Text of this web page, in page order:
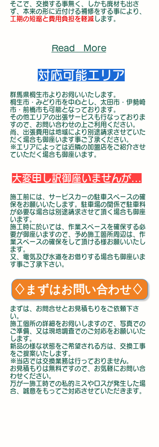
​そこで、交換する事無く、しかも廃材も出さ
ず、本来の形に近付ける補修をする事により、
工期の短縮と費用負担を軽減します。
Read More
対応可能エリア
群馬県桐生市よりお伺いいたします。
桐生市・みどり市を中心とし、太田市・伊勢崎
市・前橋市も可能となっております。
その他エリアの出張サービスも行なっておりま
すので、お問い合わせの上ご利用ください。
尚、出張費用は地域により別途請求させていた
だく場合も御座います事ご了承ください。
​※エリアによっては近隣の加盟店をご紹介させ
ていただく場合も御座います。
大変申し訳御座いませんが...
施工前には、サービスカーの駐車スペースの確
保をお願いいたします。駐車場の関係で駐車料
が必要な場合は別途請求させて頂く場合も御座
います。
施工時に於いては、作業スペースを確保する必
要が御座いますので、予め施工箇所周辺は、作
業スペースの確保をして頂ける様お願いいたし
ます。
又、電気及び水道をお借りする場合も御座いま
す事ご了承下さい。​
♢まずはお問い合わせ♢
まずは、お問合せとお見積もりをご依頼下さ
い。
施工個所の詳細をお伺いしますので、写真での
ご準備、又は現地調査でのご対応をお願いいた
します。
新品の様な状態をご希望される方は、交換工事
をご提案いたします。
​※当店では交換業務は行っておりません。
お見積もりは無料ですので、お気軽にお問い合
わせください。
万が一施工時での私的ミスやロスが発生した場
合、誠意をもってご対応させていただきます。